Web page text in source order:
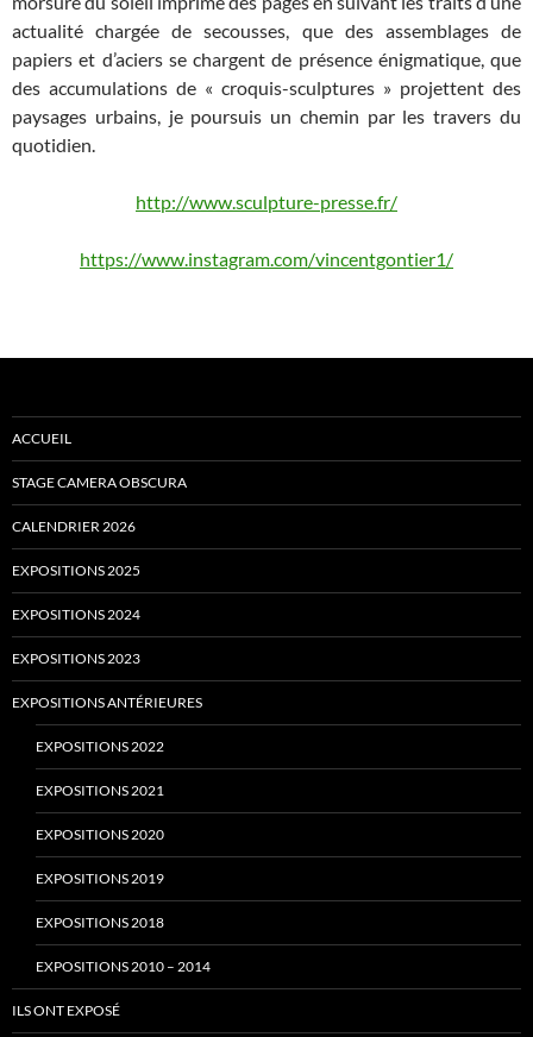
actualité chargée de secousses, que des assemblages de
papiers et d’aciers se chargent de présence énigmatique, que
des accumulations de « croquis-sculptures » projettent des
paysages urbains, je poursuis un chemin par les travers du
quotidien.
http://www.sculpture-presse.fr/
https://www.instagram.com/vincentgontier1/
ACCUEIL
STAGE CAMERA OBSCURA
CALENDRIER 2026
EXPOSITIONS 2025
EXPOSITIONS 2024
EXPOSITIONS 2023
EXPOSITIONS ANTÉRIEURES
EXPOSITIONS 2022
EXPOSITIONS 2021
EXPOSITIONS 2020
EXPOSITIONS 2019
EXPOSITIONS 2018
EXPOSITIONS 2010 – 2014
ILS ONT EXPOSÉ